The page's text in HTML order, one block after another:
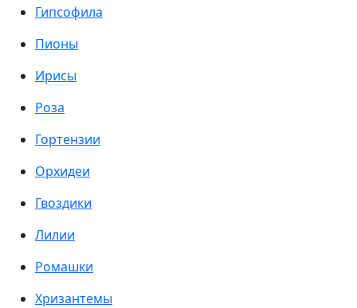
Гипсофила
Пионы
Ирисы
Роза
Гортензии
Орхидеи
Гвоздики
Лилии
Ромашки
Хризантемы